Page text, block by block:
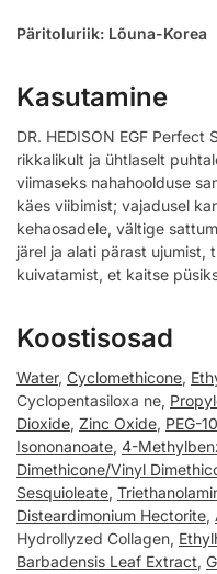
Päritoluriik: Lõuna-Korea
Kasutamine
DR. HEDISON EGF
rikkalikult ja ühtlaselt
viimaseks nahahoolduse
käes viibimist; vajadusel
kehaosadele, vältige
järel ja alati pärast ujumist,
kuivatamist, et kaitse
Koostisosad
Water, Cyclomethicone,
Cyclopentasiloxa ne,
Dioxide, Zinc Oxide, PEG-
Isononanoate, 4-
Dimethicone/Vinyl
Sesquioleate,
Disteardimonium Hectorite,
Hydrollyzed Collagen,
Barbadensis Leaf Extract,